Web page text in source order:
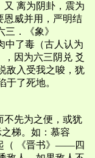
又 离为阴卦，震为
恩威并用，严明结
．《象》
中了毒（古人认为
因为六三阴兑 爻
敌入受我之唆，犹
于了死地。
不先为之便，或犹
梯。如：慕容
（ 《晋书》——四